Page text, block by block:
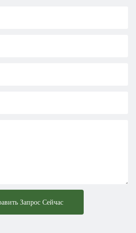
Запрос Сейчас